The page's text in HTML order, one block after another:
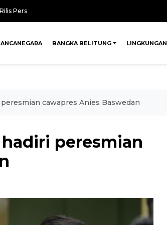
Rilis Pers
BANGKA BELITUNG LINGKUNGAN
cawapres Anies Baswedan
peresmian